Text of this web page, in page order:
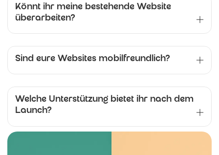
Könnt ihr meine bestehende Website
überarbeiten?
Sind eure Websites mobilfreundlich?
Welche Unterstützung bietet ihr nach dem
Launch?